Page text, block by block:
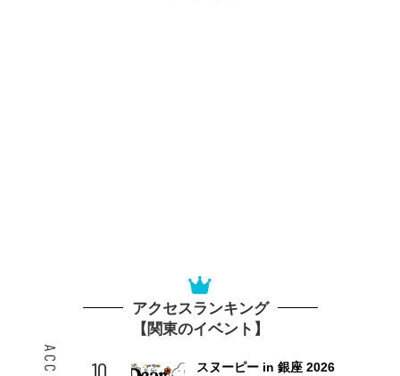
アクセスランキング
【関東のイベント】
10 スヌーピー in 銀座 2026